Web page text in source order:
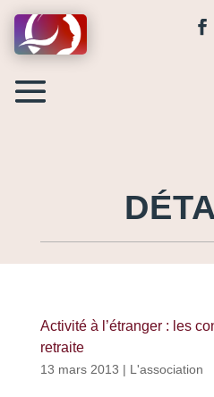
Activité à l’étranger : les
retraite
13 mars 2013 | L'association